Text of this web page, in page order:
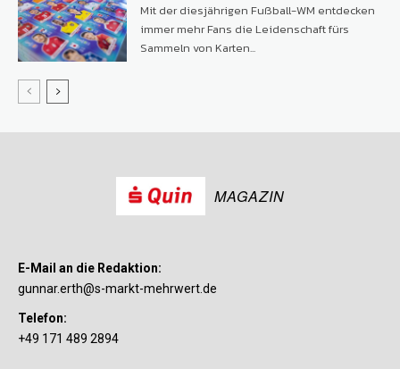
Mit der diesjährigen Fußball-WM entdecken
immer mehr Fans die Leidenschaft fürs
Sammeln von Karten...
MAGAZIN
E-Mail an die Redaktion:
gunnar.erth@s-markt-mehrwert.de
Telefon:
+49 171 489 2894